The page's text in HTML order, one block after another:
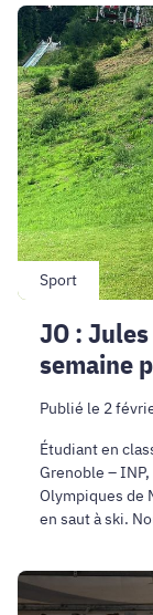
JO
:
Jules
Chervet,
«
ça
va
être
une
semaine
pleine
d’émotions
Sport
JO :
semaine
Publié le 2
Étudiant en
Grenoble –
Olympiques de
en saut à ski.
Pluie
de